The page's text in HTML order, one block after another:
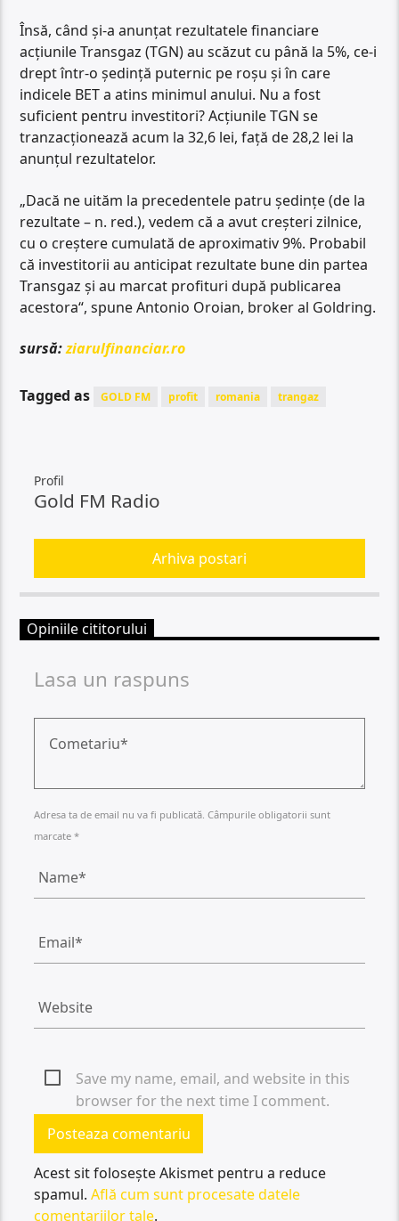
Însă, când şi-a anunţat rezultatele financiare
acţiunile Transgaz (TGN) au scăzut cu până la 5%, ce-i
drept într-o şedinţă puternic pe roşu şi în care
indicele BET a atins minimul anului. Nu a fost
suficient pentru investitori? Acţiunile TGN se
tranzacţionează acum la 32,6 lei, faţă de 28,2 lei la
anunţul rezultatelor.
„Dacă ne uităm la precedentele patru şedinţe (de la
rezultate – n. red.), vedem că a avut creşteri zilnice,
cu o creştere cumulată de aproximativ 9%. Probabil
că investitorii au anticipat rezultate bune din partea
Transgaz şi au marcat profituri după publicarea
acestora“, spune Antonio Oroian, broker al Goldring.
sursă:ziarulfinanciar.ro
Tagged as GOLD FM profit romania trangaz
Profil
Gold FM Radio
Arhiva postari
Opiniile cititorului
Lasa un raspuns
Adresa ta de email nu va fi publicată. Câmpurile obligatorii sunt
marcate *
Save my name, email, and website in this
browser for the next time I comment.
Acest sit folosește Akismet pentru a reduce
spamul.Află cum sunt procesate datele
comentariilor tale.